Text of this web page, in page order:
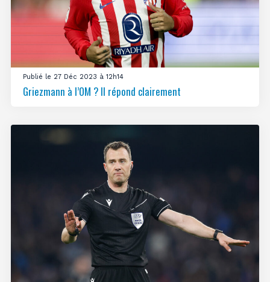
Publié le 27 Déc 2023 à 12h14
Griezmann à l’OM ? Il répond clairement